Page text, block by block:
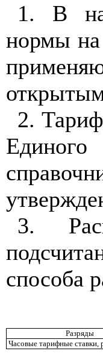
1. В
нормы
2.
3.
способа
Разряды
Часовые тарифные ставки,